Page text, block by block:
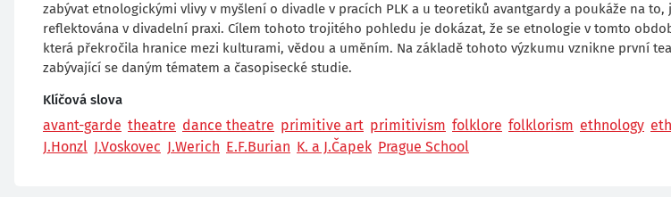
zabývat etnologickými vlivy v myšlení o divadle v pracích PLK a u teoretiků avantgardy a poukáže na
reflektována v divadelní praxi. Cílem tohoto trojitého pohledu je dokázat, že se etnologie v tomto
která překročila hranice mezi kulturami, vědou a uměním. Na základě tohoto výzkumu vznikne první
zabývající se daným tématem a časopisecké studie.
Klíčová slova
avant-garde theatre dance theatre primitive art primitivism folklore folklorism ethnology
J.Honzl J.Voskovec J.Werich E.F.Burian K. a J.Čapek Prague School